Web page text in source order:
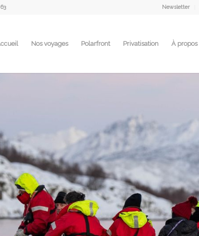
Newsletter
Nos voyages Polarfront Privatisation À propos